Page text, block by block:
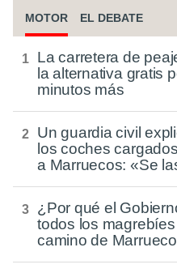
MOTOR EL DEBATE
La carretera de
la alternativa gratis
minutos más
Un guardia civil
los coches
a Marruecos: «Se
¿Por qué el
todos los
camino de